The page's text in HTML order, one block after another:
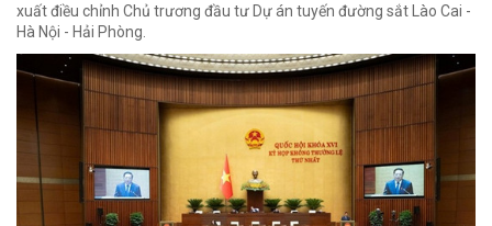
xuất điều chỉnh Chủ trương đầu tư Dự án tuyến đường sắt Lào Cai -
Hà Nội - Hải Phòng.